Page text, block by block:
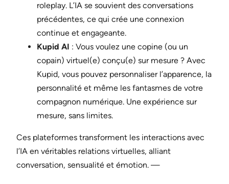
roleplay. L’IA se souvient des conversations
précédentes, ce qui crée une connexion
continue et engageante.
Kupid AI : Vous voulez une copine (ou un
copain) virtuel(e) conçu(e) sur mesure ? Avec
Kupid, vous pouvez personnaliser l’apparence, la
personnalité et même les fantasmes de votre
compagnon numérique. Une expérience sur
mesure, sans limites.
Ces plateformes transforment les interactions avec
l’IA en véritables relations virtuelles, alliant
conversation, sensualité et émotion. —